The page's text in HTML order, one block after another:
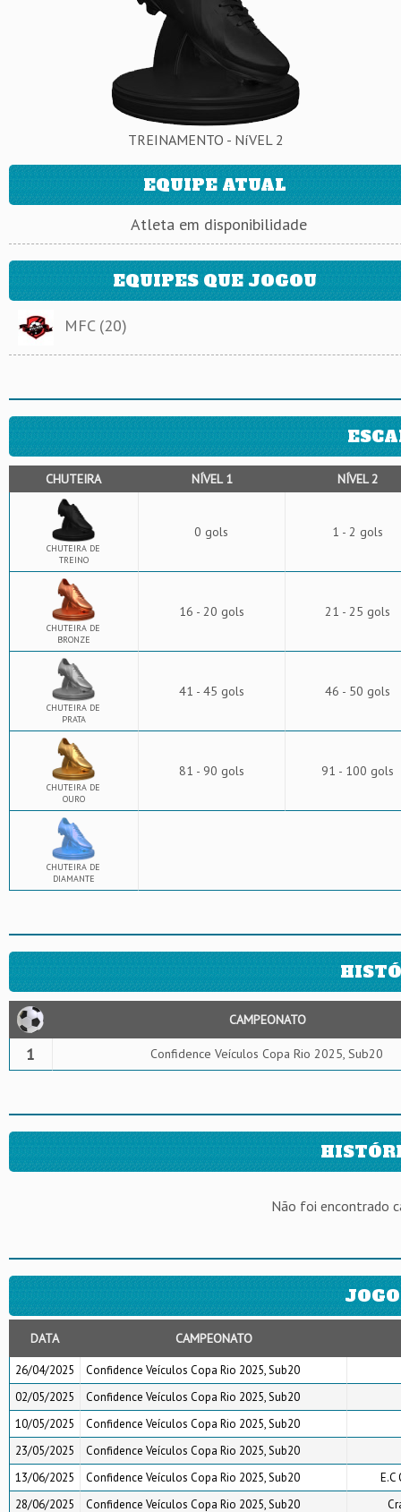
TREINAMENTO - NíVEL 2
EQUIPE ATUAL
Atleta em disponibilidade
EQUIPES QUE JOGOU
MFC (20)
CHUTEIRA NÍVEL 1 NÍVEL 2
CHUTEIRA DE
TREINO
0 gols 1 - 2 gols
CHUTEIRA DE
BRONZE
16 - 20 gols 21 - 25 gols
CHUTEIRA DE
PRATA
41 - 45 gols 46 - 50 gols
CHUTEIRA DE
OURO
81 - 90 gols 91 - 100 gols
CHUTEIRA DE
DIAMANTE
CAMPEONATO
1 Confidence Veículos Copa Rio 2025, Sub20
Não foi encontrado
DATA CAMPEONATO
26/04/2025
Confidence Veículos Copa Rio 2025, Sub20
02/05/2025
Confidence Veículos Copa Rio 2025, Sub20
10/05/2025
Confidence Veículos Copa Rio 2025, Sub20
23/05/2025
Confidence Veículos Copa Rio 2025, Sub20
13/06/2025
Confidence Veículos Copa Rio 2025, Sub20
E.C
28/06/2025
Confidence Veículos Copa Rio 2025, Sub20